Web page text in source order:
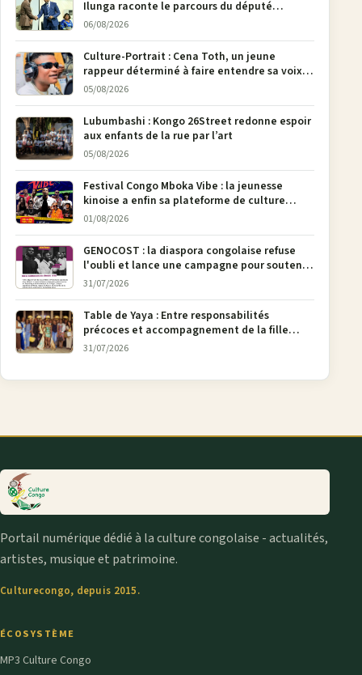
Ilunga raconte le parcours du député
national Jethro Muyombi Tshimbu en 137
06/08/2026
Culture-Portrait : Cena Toth, un jeune
rappeur déterminé à faire entendre sa voix à
Bunia
05/08/2026
Lubumbashi : Kongo 26Street redonne espoir
aux enfants de la rue par l’art
05/08/2026
Festival Congo Mboka Vibe : la jeunesse
kinoise a enfin sa plateforme de culture
urbaine
01/08/2026
GENOCOST : la diaspora congolaise refuse
l'oubli et lance une campagne pour soutenir
la pétition FONAREV depuis Bruxelles
31/07/2026
Table de Yaya : Entre responsabilités
précoces et accompagnement de la fille
aînée, la diaspora en débat
31/07/2026
Portail numérique dédié à la culture congolaise - actualités,
artistes, musique et patrimoine.
Culturecongo, depuis 2015.
ÉCOSYSTÈME
MP3 Culture Congo